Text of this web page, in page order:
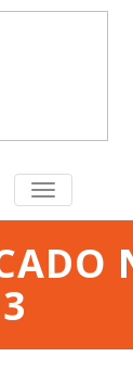
TOGGLE
NAVIGATION